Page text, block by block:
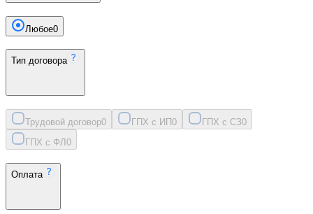
Любое0
Тип договора
Трудовой договор0 ГПХ с ИП0 ГПХ с СЗ0
ГПХ с ФЛ 0
Оплата